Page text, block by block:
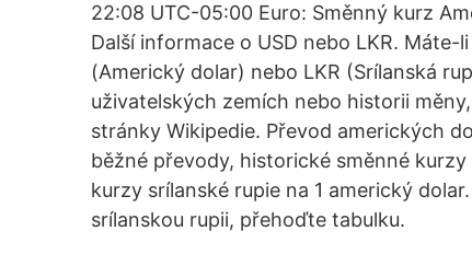
22:08 UTC-05:00 Euro: Směnný kurz
Další informace o USD nebo LKR.
(Americký dolar) nebo LKR (Srílanská
uživatelských zemích nebo historii
stránky Wikipedie. Převod amerických
běžné převody, historické směnné
kurzy srílanské rupie na 1 americký
srílanskou rupii, přehoďte tabulku.